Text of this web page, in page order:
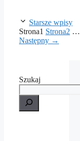
Starsze wpisy
Strona1 Strona2 …
Następny →
Szukaj